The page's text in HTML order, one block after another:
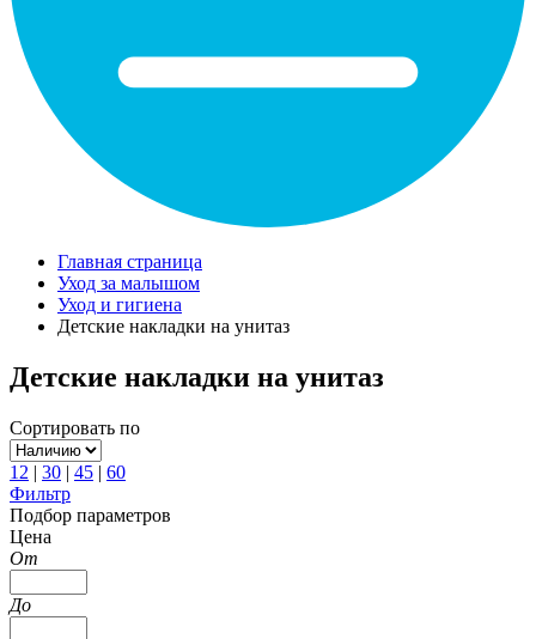
Главная страница
Уход за малышом
Уход и гигиена
Детские накладки на унитаз
Детские накладки на унитаз
Сортировать по
12 | 30 | 45 | 60
Фильтр
Подбор параметров
Цена
От
До